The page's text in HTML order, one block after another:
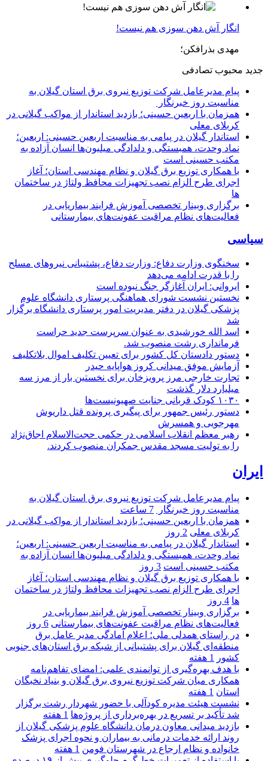
انگار آش دهن سوزی هم نیست!
مهدی بذرافکن؛
جدید محبوب تصادفی
پیام مدیرعامل شركت توزیع نیروی برق استان گیلان به
مناسبت روز خبرنگار ‌
همزمان با اربعین حسینی؛ بازدید استاندار از مواکب گیلانی در
کربلای معلی
استاندار گیلان در پیامی به مناسبت اربعین حسینی: اربعین؛
نماد وحدت، همبستگی و دلدادگی میلیون‌ها انسان آزاده به
مکتب حسینی است
با همکاری توزیع برق گیلان و نظام مهندسی استان؛ آغاز
اجرای طرح الزام نصب تجهیزات محافظ ولتاژ در ساختمان
ها
برگزاری وبینار تخصصی آموزش فرایند بیماریابی در
فعالیت‌های نظام مراقبت عفونت‌های بیمارستانی
سیاسی
سخنگوی وزارت دفاع: وزارت دفاع، پشتیبانی نیرو‌های مسلح
را با قدرت ادامه می‌دهد
ایروانی: ایران آغازگر جنگ نبوده است
نخستین نشست شورای هماهنگی پرستاری دانشگاه علوم
پزشکی گیلان در دفتر مدیریت امور پرستاری دانشگاه برگزار
شد
اسد الله خورشیدی به عنوان سرپرست جدید حراست
فرمانداری رشت منصوب شد.
دستور دادستان کل کشور برای تعیین تکلیف اموال بلاتکلیف
آزمایش موفق میدانی کروز هواپایه حیدر
تجارت خارجی مرز پرویزخان برای نخستین بار از مرز سه
میلیارد دلار گذشت
۱۰۳۰ کودک قربانی جنایت صهیونیست‌ها
دستور رئیس جمهور برای پیگیری پرونده قتل داریوش
مهرجویی و همسرش
رهبر معظم انقلاب اسلامی در حکمی حجت‌الاسلام اجاق‌نژاد
را به تولیت مسجد مقدس جمکران منصوب کردند.
ایران
پیام مدیرعامل شركت توزیع نیروی برق استان گیلان به
مناسبت روز خبرنگار ‌
7 ساعت
همزمان با اربعین حسینی؛ بازدید استاندار از مواکب گیلانی در
کربلای معلی 2 روز
استاندار گیلان در پیامی به مناسبت اربعین حسینی: اربعین؛
نماد وحدت، همبستگی و دلدادگی میلیون‌ها انسان آزاده به
مکتب حسینی است 3 روز
با همکاری توزیع برق گیلان و نظام مهندسی استان؛ آغاز
اجرای طرح الزام نصب تجهیزات محافظ ولتاژ در ساختمان
ها 4 روز
برگزاری وبینار تخصصی آموزش فرایند بیماریابی در
فعالیت‌های نظام مراقبت عفونت‌های بیمارستانی 6 روز
در راستای همدلی ملی؛ اعلام آمادگی مدیر عامل برق
منطقه‌ای گیلان برای پشتیبانی از شبكه برق استان‌های جنوبی
كشور
1 هفته
با هدف بهره‌گیری از توانمندی علمی: امضای تفاهم‌نامه
همكاری میان شركت توزیع نیروی برق گیلان و بنیاد نخبگان
استان 1 هفته
نشست هیئت مدیره کودآلی با حضور شهردار رشت برگزار
شد تأکید بر تسریع در بهره‌برداری از پروژه‌ها 1 هفته
بازدید میدانی معاون درمان دانشگاه علوم پزشکی گیلان از
روند ارائه خدمات درمانی به بیماران و نحوه اجرای پزشک
خانواده و نظام ارجاع در شهرستان فومن 1 هفته